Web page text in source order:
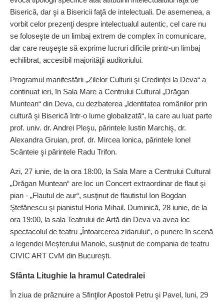
Biserică, dar şi a Bisericii faţă de intelectuali. De asemenea, a
vorbit celor prezenţi despre intelectualul autentic, cel care nu
se foloseşte de un limbaj extrem de complex în comunicare,
dar care reuşeşte să exprime lucruri dificile printr-un limbaj
echilibrat, accesibil majorităţii auditoriului.
Programul manifestării „Zilelor Culturii şi Credinţei la Deva“ a
continuat ieri, în Sala Mare a Centrului Cultural „Drăgan
Muntean“ din Deva, cu dezbaterea „Identitatea românilor prin
cultură şi Biserică într-o lume globalizată“, la care au luat parte
prof. univ. dr. Andrei Pleşu, părintele Iustin Marchiş, dr.
Alexandra Gruian, prof. dr. Mircea Ionica, părintele Ionel
Scânteie şi părintele Radu Trifon.
Azi, 27 iunie, de la ora 18:00, la Sala Mare a Centrului Cultural
„Drăgan Muntean“ are loc un Concert extraordinar de flaut şi
pian - „Flautul de aur“, susţinut de flautistul Ion Bogdan
Ştefănescu şi pianistul Horia Mihail. Duminică, 28 iunie, de la
ora 19:00, la sala Teatrului de Artă din Deva va avea loc
spectacolul de teatru „Întoarcerea zidarului“, o punere în scenă
a legendei Meşterului Manole, susţinut de compania de teatru
CIVIC ART CvM din Bucureşti.
Sfânta Litughie la hramul Catedralei
În ziua de prăznuire a Sfinţilor Apostoli Petru şi Pavel, luni, 29